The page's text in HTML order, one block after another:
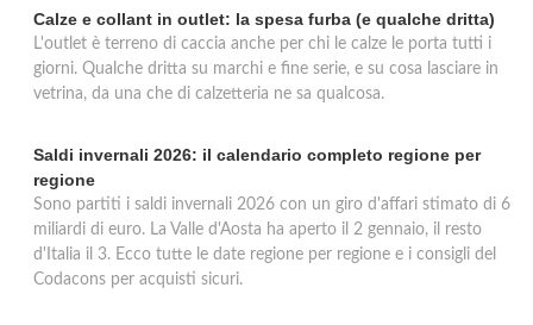
Calze e collant in outlet: la spesa furba (e qualche dritta)
L'outlet è terreno di caccia anche per chi le calze le porta tutti i
giorni. Qualche dritta su marchi e fine serie, e su cosa lasciare in
vetrina, da una che di calzetteria ne sa qualcosa.
Saldi invernali 2026: il calendario completo regione per
regione
Sono partiti i saldi invernali 2026 con un giro d'affari stimato di 6
miliardi di euro. La Valle d'Aosta ha aperto il 2 gennaio, il resto
d'Italia il 3. Ecco tutte le date regione per regione e i consigli del
Codacons per acquisti sicuri.